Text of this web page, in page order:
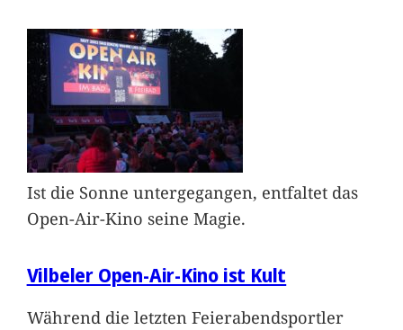
Ist die Sonne untergegangen, entfaltet das
Open-Air-Kino seine Magie.
Vilbeler Open-Air-Kino ist Kult
Während die letzten Feierabendsportler